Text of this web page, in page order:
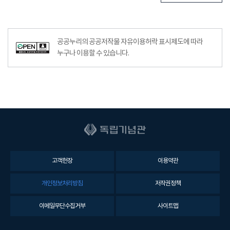
공공누리의 공공저작물 자유이용허락 표시제도에 따라
누구나 이용할 수 있습니다.
고객헌장 이용약관
개인정보처리방침 저작권정책
이메일무단수집거부 사이트맵